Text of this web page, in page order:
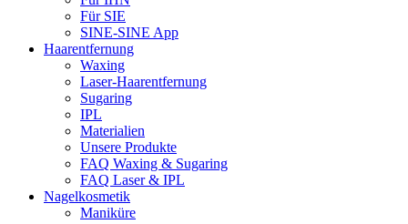
Für SIE
SINE-SINE App
Haarentfernung
Waxing
Laser-Haarentfernung
Sugaring
IPL
Materialien
Unsere Produkte
FAQ Waxing & Sugaring
FAQ Laser & IPL
Nagelkosmetik
Maniküre